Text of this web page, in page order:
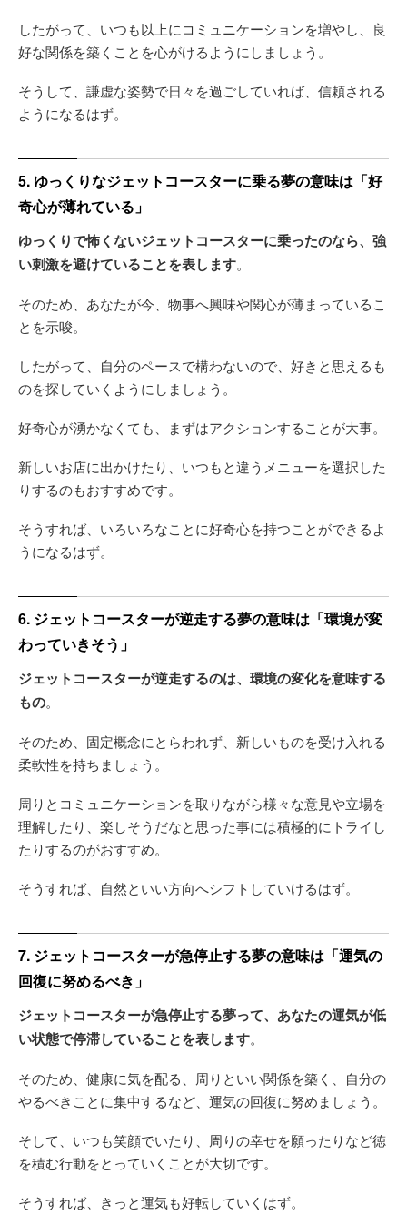
したがって、いつも以上にコミュニケーションを増やし、良
好な関係を築くことを心がけるようにしましょう。
そうして、謙虚な姿勢で日々を過ごしていれば、信頼される
ようになるはず。
5. ゆっくりなジェットコースターに乗る夢の意味は「好
奇心が薄れている」
ゆっくりで怖くないジェットコースターに乗ったのなら、強
い刺激を避けていることを表します。
そのため、あなたが今、物事へ興味や関心が薄まっているこ
とを示唆。
したがって、自分のペースで構わないので、好きと思えるも
のを探していくようにしましょう。
好奇心が湧かなくても、まずはアクションすることが大事。
新しいお店に出かけたり、いつもと違うメニューを選択した
りするのもおすすめです。
そうすれば、いろいろなことに好奇心を持つことができるよ
うになるはず。
6. ジェットコースターが逆走する夢の意味は「環境が変
わっていきそう」
ジェットコースターが逆走するのは、環境の変化を意味する
もの。
そのため、固定概念にとらわれず、新しいものを受け入れる
柔軟性を持ちましょう。
周りとコミュニケーションを取りながら様々な意見や立場を
理解したり、楽しそうだなと思った事には積極的にトライし
たりするのがおすすめ。
そうすれば、自然といい方向へシフトしていけるはず。
7. ジェットコースターが急停止する夢の意味は「運気の
回復に努めるべき」
ジェットコースターが急停止する夢って、あなたの運気が低
い状態で停滞していることを表します。
そのため、健康に気を配る、周りといい関係を築く、自分の
やるべきことに集中するなど、運気の回復に努めましょう。
そして、いつも笑顔でいたり、周りの幸せを願ったりなど徳
を積む行動をとっていくことが大切です。
そうすれば、きっと運気も好転していくはず。